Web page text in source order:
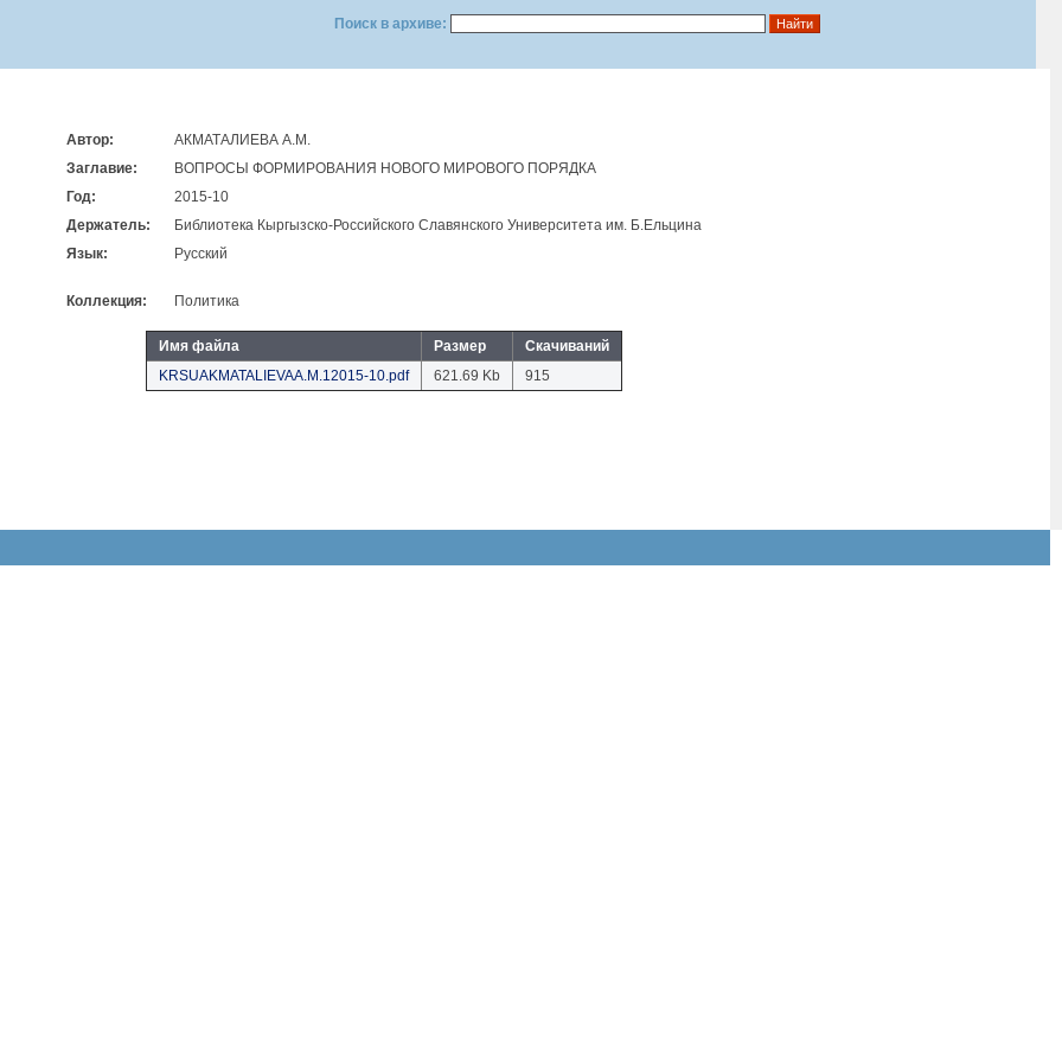
Поиск в архиве:
Автор:
АКМАТАЛИЕВА А.М.
Заглавие:
ВОПРОСЫ ФОРМИРОВАНИЯ НОВОГО МИРОВОГО ПОРЯДКА
Год:
2015-10
Держатель:
Библиотека Кыргызско-Российского Славянского Университета им. Б.Eльцина
Язык:
Русский
Коллекция: Политика
Имя файла Размер
Скачиваний
KRSUAKMATALIEVAA.M.12015-10.pdf
621.69 Kb 915